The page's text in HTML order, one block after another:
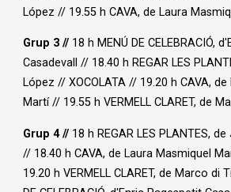
López // 19.55 h CAVA, de Laura
Grup 3 // 18 h MENÚ DE CELEBRACIÓ,
Casadevall // 18.40 h REGAR LES
López // XOCOLATA // 19.20 h CAVA, de
Martí // 19.55 h VERMELL CLARET, de
Grup 4// 18 h REGAR LES PLANTES,
// 18.40 h CAVA, de Laura Masmiquel
19.20 h VERMELL CLARET, de Marco di